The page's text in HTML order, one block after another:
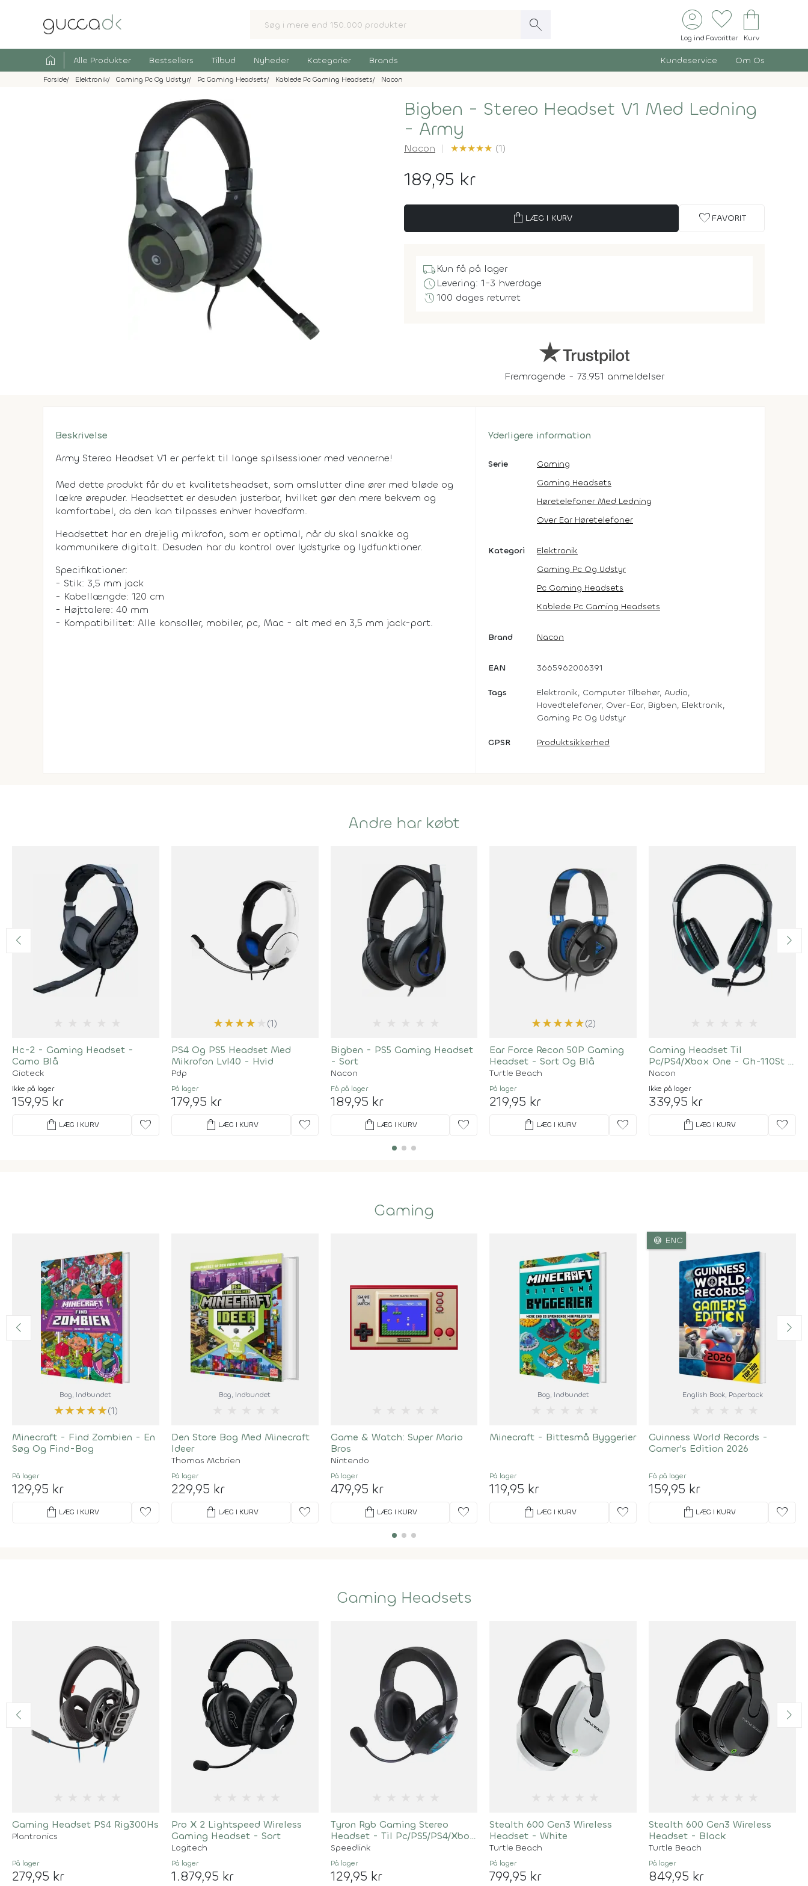
search account_circle
Log ind
favorite
Favoritter
shopping_bag
Kurv
home Alle Produkter Bestsellers Tilbud Nyheder Kategorier Brands Kundeservice Om Os
Forside Elektronik Gaming Pc Og Udstyr Pc Gaming Headsets Kablede Pc Gaming Headsets Nacon
Bigben - Stereo Headset V1 Med Ledning
- Army
Nacon ★★★★★ (1)
189,95 kr
shopping_bag LÆG I KURV favorite FAVORIT
local_shippingKun få på lager
scheduleLevering: 1-3 hverdage
history100 dages returret
Fremragende - 73.951 anmeldelser
Beskrivelse
Army Stereo Headset V1 er perfekt til lange spilsessioner med vennerne!
Med dette produkt får du et kvalitetsheadset, som omslutter dine ører med bløde og
lækre ørepuder. Headsettet er desuden justerbar, hvilket gør den mere bekvem og
komfortabel, da den kan tilpasses enhver hovedform.
Headsettet har en drejelig mikrofon, som er optimal, når du skal snakke og
kommunikere digitalt. Desuden har du kontrol over lydstyrke og lydfunktioner.
Specifikationer:
- Stik: 3,5 mm jack
- Kabellængde: 120 cm
- Højttalere: 40 mm
- Kompatibilitet: Alle konsoller, mobiler, pc, Mac - alt med en 3,5 mm jack-port.
Yderligere information
Serie
Gaming
Gaming Headsets
Høretelefoner Med Ledning
Over Ear Høretelefoner
Kategori
Elektronik
Gaming Pc Og Udstyr
Pc Gaming Headsets
Kablede Pc Gaming Headsets
Brand Nacon
EAN 3665962006391
Tags
Elektronik, Computer Tilbehør, Audio,
Hovedtelefoner, Over-Ear, Bigben, Elektronik,
Gaming Pc Og Udstyr
GPSR Produktsikkerhed
Andre har købt
Hc-2 - Gaming Headset -
Camo Blå
Gioteck
Ikke på lager
159,95 kr
shopping_bag LÆG I KURV favorite
★★★★ (1)
PS4 Og PS5 Headset Med
Mikrofon Lvl40 - Hvid
Pdp
På lager
179,95 kr
shopping_bag LÆG I KURV favorite
Bigben - PS5 Gaming Headset
- Sort
Nacon
Få på lager
189,95 kr
shopping_bag LÆG I KURV favorite
★★★★★(2)
Ear Force Recon 50P Gaming
Headset - Sort Og Blå
Turtle Beach
På lager
219,95 kr
shopping_bag LÆG I KURV favorite
Gaming Headset Til
Pc/PS4/Xbox One - Gh-110St -
Sort
Nacon
Ikke på lager
339,95 kr
shopping_bag LÆG I KURV favorite
Gaming
Bog, Indbundet
★★★★★(1)
Minecraft - Find Zombien - En
Søg Og Find-Bog
På lager
129,95 kr
shopping_bag LÆG I KURV favorite
Bog, Indbundet
Den Store Bog Med Minecraft
Ideer
Thomas Mcbrien
På lager
229,95 kr
shopping_bag LÆG I KURV favorite
Game & Watch: Super Mario
Bros
Nintendo
På lager
479,95 kr
shopping_bag LÆG I KURV favorite
Bog, Indbundet
Minecraft - Bittesmå Byggerier
På lager
119,95 kr
shopping_bag LÆG I KURV favorite
language ENG
English Book, Paperback
Guinness World Records -
Gamer's Edition 2026
Få på lager
159,95 kr
shopping_bag LÆG I KURV favorite
Gaming Headsets
Gaming Headset PS4 Rig300Hs
Plantronics
På lager
279,95 kr
Pro X 2 Lightspeed Wireless
Gaming Headset - Sort
Logitech
På lager
1.879,95 kr
Tyron Rgb Gaming Stereo
Headset - Til Pc/PS5/PS4/Xbox
Series X/S/Switch/Oled/Lite,
Sort
Speedlink
På lager
129,95 kr
Stealth 600 Gen3 Wireless
Headset - White
Turtle Beach
På lager
799,95 kr
Stealth 600 Gen3 Wireless
Headset - Black
Turtle Beach
På lager
849,95 kr